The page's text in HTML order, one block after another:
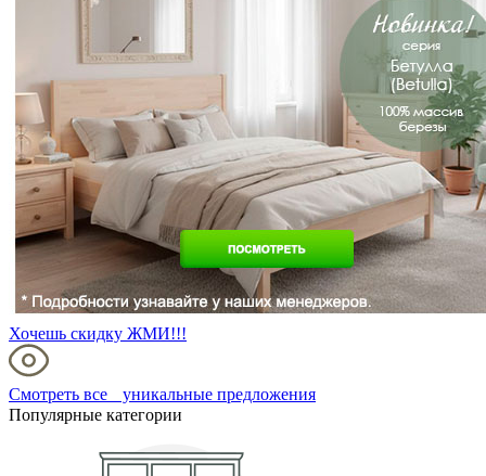
Хочешь скидку ЖМИ!!!
Смотреть все уникальные предложения
Популярные категории